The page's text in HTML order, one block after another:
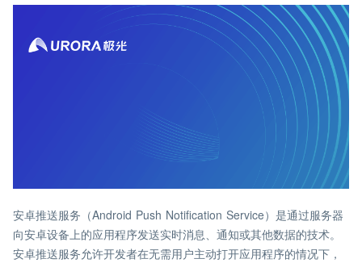
安卓推送服务（Android Push Notification Service）是通过服务器
向安卓设备上的应用程序发送实时消息、通知或其他数据的技术。
安卓推送服务允许开发者在无需用户主动打开应用程序的情况下，